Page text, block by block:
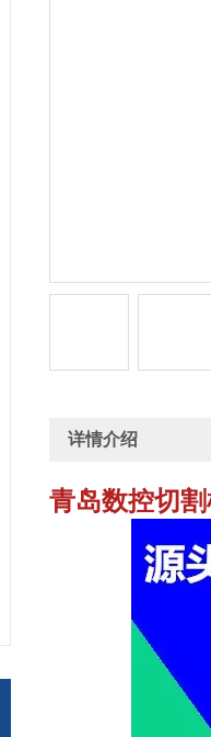
详情介绍
青岛数控切